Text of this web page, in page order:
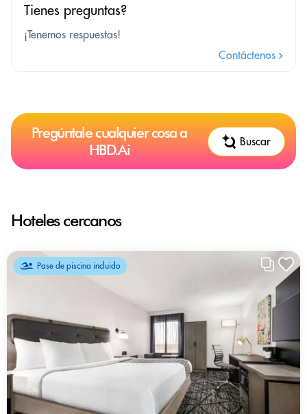
Tienes preguntas?
¡Tenemos respuestas!
Contáctenos
Pregúntale cualquier cosa a
HBD.Ai
Buscar
Hoteles cercanos
Pase de piscina incluido